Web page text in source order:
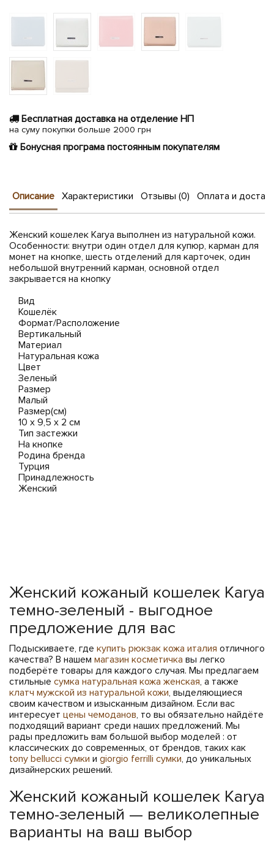
Бесплатная доставка на отделение НП
на суму покупки больше 2000 грн
Бонусная програма постоянным покупателям
Описание Характеристики Отзывы (0) Оплата и
Женский кошелек Karya выполнен из натуральной кожи.
Особенности: внутри один отдел для купюр, карман для
монет на кнопке, шесть отделений для карточек, один
небольшой внутренний карман, основной отдел
закрывается на кнопку
Вид
Кошелёк
Формат/Расположение
Вертикальный
Материал
Натуральная кожа
Цвет
Зеленый
Размер
Малый
Размер(см)
10 x 9,5 х 2 cм
Тип застежки
На кнопке
Родина бренда
Турция
Принадлежность
Женский
Женский кожаный кошелек Karya
темно-зеленый - выгодное
предложение для вас
Подыскиваете, где купить рюкзак кожа италия отличного
качества? В нашем магазин косметичка вы легко
подберёте товары для каждого случая. Мы предлагаем
стильные сумка натуральная кожа женская, а также
клатч мужской из натуральной кожи, выделяющиеся
своим качеством и изысканным дизайном. Если вас
интересует цены чемоданов, то вы обязательно найдёте
подходящий вариант среди наших предложений. Мы
рады предложить вам большой выбор моделей : от
классических до современных, от брендов, таких как
tony bellucci сумки и giorgio ferrilli сумки, до уникальных
дизайнерских решений.
Женский кожаный кошелек Karya
темно-зеленый — великолепные
варианты на ваш выбор